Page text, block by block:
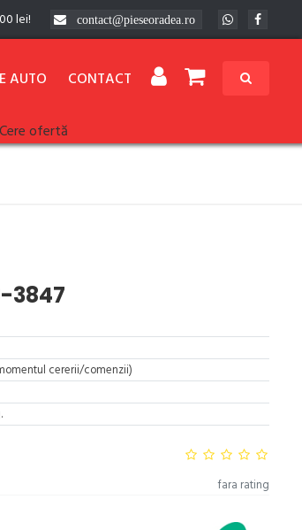
lei! contact@pieseoradea.ro
AUTO CONTACT
Cere ofertă
3847
cererii/comenzii)
fara rating